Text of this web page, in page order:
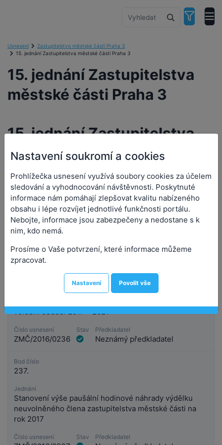
Usnesení
Zastupitelstvo městské části Praha 3
15. jednání Zastupitelstva městské části Praha 3
15. jednání Zastupitelstva
městské části Praha 3
Bod číslo
volební období 2017 - 2021
Číslo usnesení
ZMČ/2016/0236
Stav Předkladatel
Neznámý předkladatel
Bod číslo
237.
Jednání
Stanovení výše paušální hodinové náhrady výdělku
neuvolněného člena zastupitelstva městské části na
rok 2017
Číslo usnesení Stav Předkladatel
15. jednání Zastupitelstva
městské části Praha 3
Orgán:
Zastupitelstvo městské části Praha 3
Datum a čas jednání: 20. 12. 2016 0:00
Přílohy (2)
Nastavení soukromí a cookies
Prohlížečka usnesení využívá soubory cookies za účelem
sledování a vyhodnocování návštěvnosti. Poskytnuté
informace nám pomáhají zlepšovat kvalitu nabízeného
obsahu i lépe rozvíjet jednotlivé funkčnosti portálu.
Nebojte, informace jsou zabezpečeny a nedostane s k
nim, kdo nemá.
Prosíme o Vaše potvrzení, které informace můžeme
zpracovat.
Nastavení Povolit vše